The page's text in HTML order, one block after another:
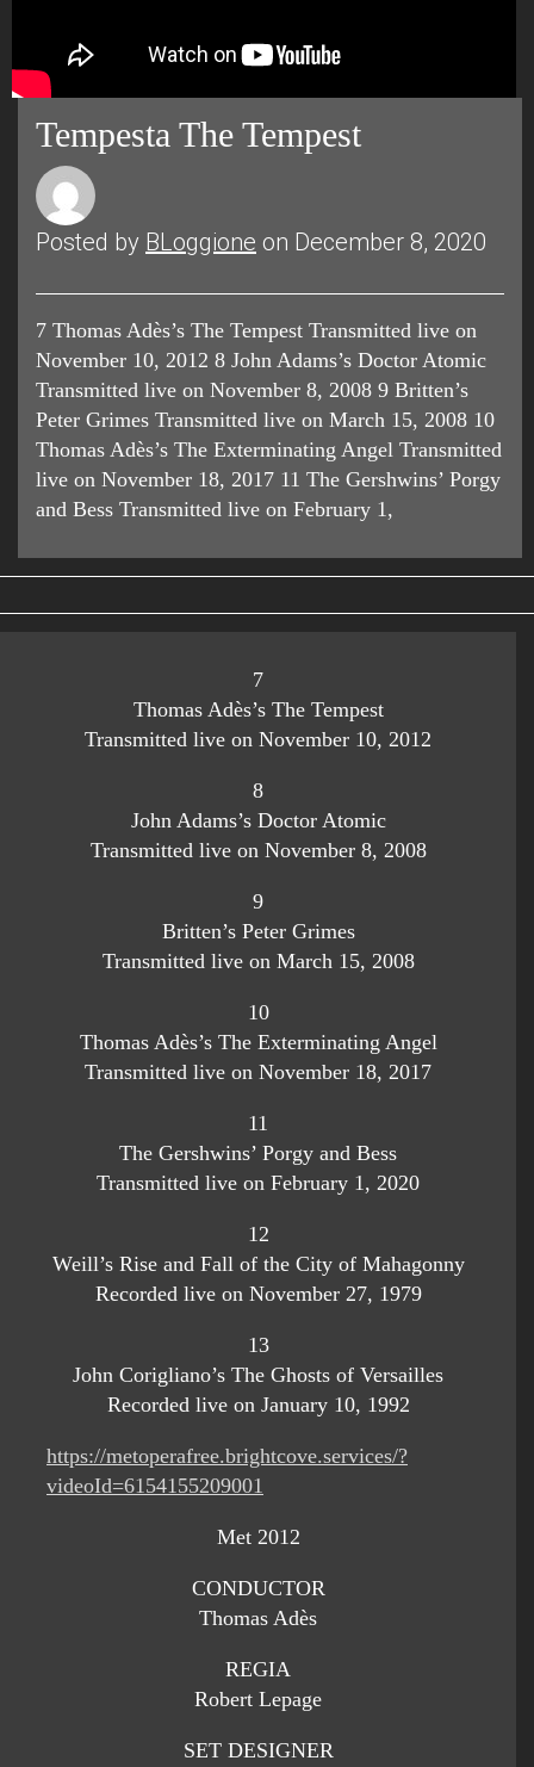
Tempesta The Tempest
Posted by BLoggione on December 8, 2020
7 Thomas Adès’s The Tempest Transmitted live on
November 10, 2012 8 John Adams’s Doctor Atomic
Transmitted live on November 8, 2008 9 Britten’s
Peter Grimes Transmitted live on March 15, 2008 10
Thomas Adès’s The Exterminating Angel Transmitted
live on November 18, 2017 11 The Gershwins’ Porgy
and Bess Transmitted live on February 1,
7
Thomas Adès’s The Tempest
Transmitted live on November 10, 2012
8
John Adams’s Doctor Atomic
Transmitted live on November 8, 2008
9
Britten’s Peter Grimes
Transmitted live on March 15, 2008
10
Thomas Adès’s The Exterminating Angel
Transmitted live on November 18, 2017
11
The Gershwins’ Porgy and Bess
Transmitted live on February 1, 2020
12
Weill’s Rise and Fall of the City of Mahagonny
Recorded live on November 27, 1979
13
John Corigliano’s The Ghosts of Versailles
Recorded live on January 10, 1992
https://metoperafree.brightcove.services/?
videoId=6154155209001
Met 2012
CONDUCTOR
Thomas Adès
REGIA
Robert Lepage
SET DESIGNER